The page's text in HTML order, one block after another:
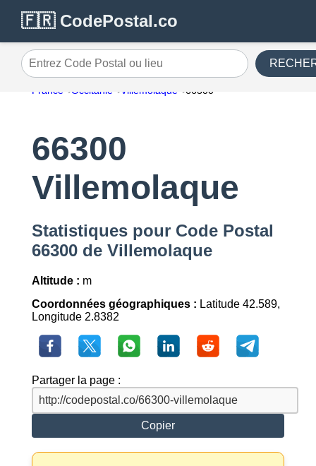
🇫🇷 CodePostal.co
Entrez Code Postal ou lieu
France Occitanie Villemolaque 66300
66300
Villemolaque
Statistiques pour Code Postal
66300 de Villemolaque
Altitude : m
Coordonnées géographiques : Latitude 42.589,
Longitude 2.8382
Partager la page :
Copier